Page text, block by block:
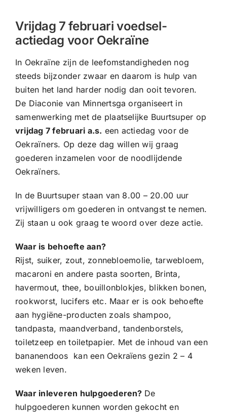
Zoeken
naar:
Vrijdag 7 februari voedsel-
actiedag voor Oekraïne
In Oekraïne zijn de leefomstandigheden nog
steeds bijzonder zwaar en daarom is hulp van
buiten het land harder nodig dan ooit tevoren.
De Diaconie van Minnertsga organiseert in
samenwerking met de plaatselijke Buurtsuper op
vrijdag 7 februari a.s. een actiedag voor de
Oekraïners. Op deze dag willen wij graag
goederen inzamelen voor de noodlijdende
Oekraïners.
In de Buurtsuper staan van 8.00 – 20.00 uur
vrijwilligers om goederen in ontvangst te nemen.
Zij staan u ook graag te woord over deze actie.
Waar is behoefte aan?
Rijst, suiker, zout, zonnebloemolie, tarwebloem,
macaroni en andere pasta soorten, Brinta,
havermout, thee, bouillonblokjes, blikken bonen,
rookworst, lucifers etc. Maar er is ook behoefte
aan hygiëne-producten zoals shampoo,
tandpasta, maandverband, tandenborstels,
toiletzeep en toiletpapier. Met de inhoud van een
bananendoos kan een Oekraïens gezin 2 – 4
weken leven.
Waar inleveren hulpgoederen? De
hulpgoederen kunnen worden gekocht en